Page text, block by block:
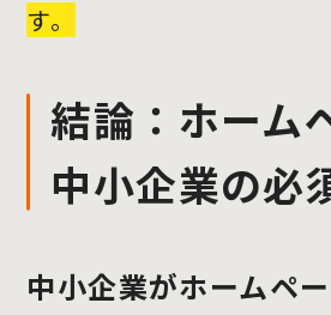
す。
結論：ホーム
中小企業の必
中小企業がホームペ